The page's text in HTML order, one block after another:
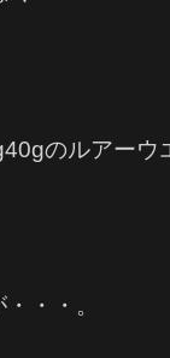
のルアーウ
・・。